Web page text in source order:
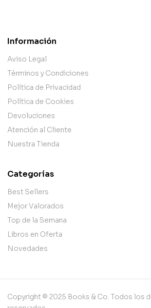
Información
Aviso Legal
Términos y Condiciones
Política de Privacidad
Política de Cookies
Devoluciones
Atención al Cliente
Nuestra Tienda
Categorías
Best Sellers
Mejor Valorados
Top de la Semana
Libros en Oferta
Novedades
Copyright © 2025 Books & Co. Todos los